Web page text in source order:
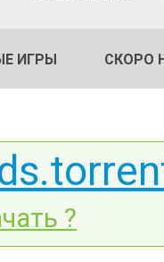
ИГРЫ СКОРО
?